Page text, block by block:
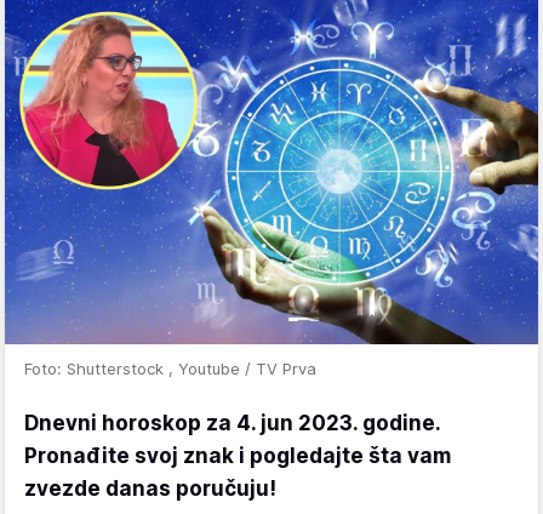
Foto: Shutterstock , Youtube / TV Prva
Dnevni horoskop za 4. jun 2023. godine.
Pronađite svoj znak i pogledajte šta vam
zvezde danas poručuju!